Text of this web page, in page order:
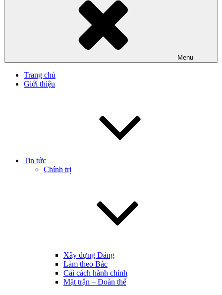
Menu
Trang chủ
Giới thiệu
Tin tức
Chính trị
Xây dựng Đảng
Làm theo Bác
Cải cách hành chính
Mặt trận – Đoàn thể